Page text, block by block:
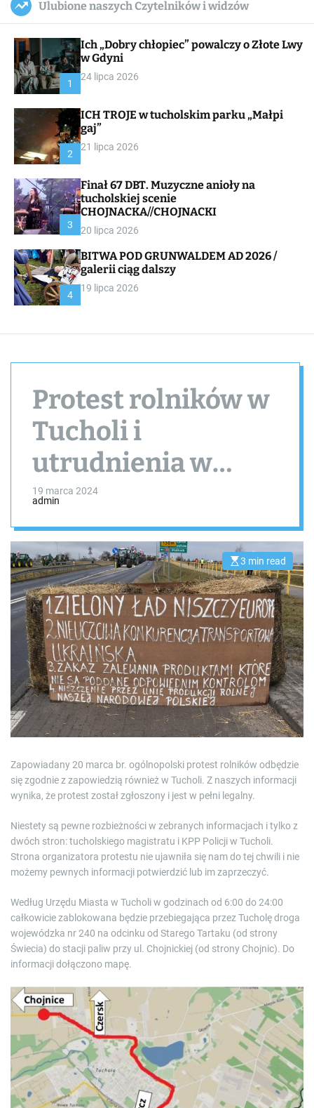
c
a
a
s
W
i
e
l
c
Ulubione naszych Czytelników i widzów
1
Ich „Dobry chłopiec” powalczy o Złote Lwy
w Gdyni
24 lipca 2026
2
ICH TROJE w tucholskim parku „Małpi
gaj”
21 lipca 2026
3
Finał 67 DBT. Muzyczne anioły na
tucholskiej scenie
CHOJNACKA//CHOJNACKI
20 lipca 2026
4
BITWA POD GRUNWALDEM AD 2026 /
galerii ciąg dalszy
19 lipca 2026
Protest rolników w
Tucholi i
utrudnienia w
ruchu drogowym /
AKTUALIZACJA
19 marca 2024
admin
E
s
t
i
m
a
e
d
e
a
d
i
m
e
3 min read
Zapowiadany 20 marca br. ogólnopolski protest rolników odbędzie
się zgodnie z zapowiedzią również w Tucholi. Z naszych informacji
wynika, że protest został zgłoszony i jest w pełni legalny.
Niestety są pewne rozbieżności w zebranych informacjach i tylko z
dwóch stron: tucholskiego magistratu i KPP Policji w Tucholi.
Strona organizatora protestu nie ujawniła się nam do tej chwili i nie
możemy pewnych informacji potwierdzić lub im zaprzeczyć.
Według Urzędu Miasta w Tucholi w godzinach od 6:00 do 24:00
całkowicie zablokowana będzie przebiegająca przez Tucholę droga
wojewódzka nr 240 na odcinku od Starego Tartaku (od strony
Świecia) do stacji paliw przy ul. Chojnickiej (od strony Chojnic). Do
informacji dołączono mapę.